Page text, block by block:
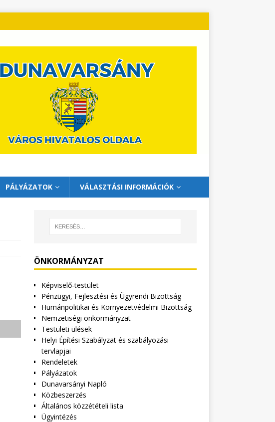
PÁLYÁZATOK VÁLASZTÁSI INFORMÁCIÓK
ÖNKORMÁNYZAT
Képviselő-testület
Pénzügyi, Fejlesztési és Ügyrendi Bizottság
Humánpolitikai és Környezetvédelmi Bizottság
Nemzetiségi önkormányzat
Testületi ülések
Helyi Építési Szabályzat és szabályozási
tervlapjai
Rendeletek
Pályázatok
Dunavarsányi Napló
Közbeszerzés
Általános közzétételi lista
Ügyintézés